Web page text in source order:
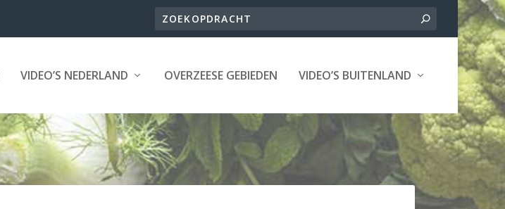
VIDEO’S NEDERLAND OVERZEESE GEBIEDEN VIDEO’S BUITENLAND